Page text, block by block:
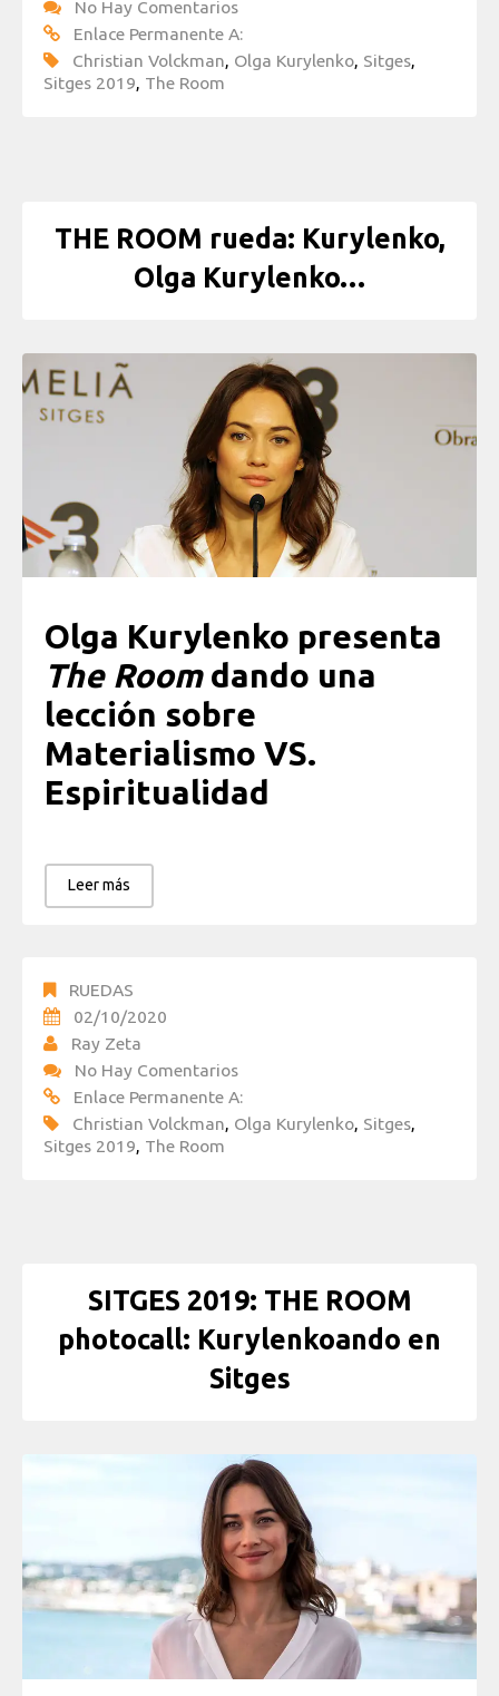
No Hay Comentarios
Enlace Permanente A:
Christian Volckman, Olga Kurylenko, Sitges,
Sitges 2019, The Room
THE ROOM rueda: Kurylenko,
Olga Kurylenko…
Olga Kurylenko presenta
The Roomdando una
lección sobre
Materialismo VS.
Espiritualidad
Leer más
RUEDAS
02/10/2020
Ray Zeta
No Hay Comentarios
Enlace Permanente A:
Christian Volckman, Olga Kurylenko, Sitges,
Sitges 2019, The Room
SITGES 2019: THE ROOM
photocall: Kurylenkoando en
Sitges